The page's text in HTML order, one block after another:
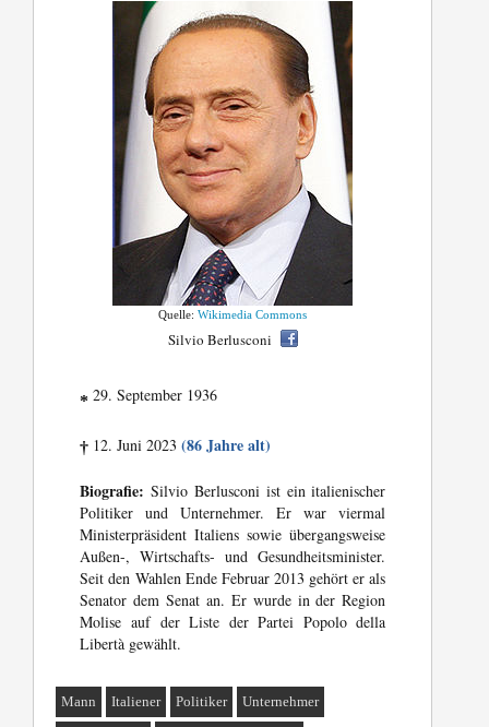
Quelle:Wikimedia Commons
Silvio Berlusconi
* 29. September 1936
† 12. Juni 2023(86 Jahre alt)
Biografie: Silvio Berlusconi ist ein italienischer
Politiker und Unternehmer. Er war viermal
Ministerpräsident Italiens sowie übergangsweise
Außen-, Wirtschafts- und Gesundheitsminister.
Seit den Wahlen Ende Februar 2013 gehört er als
Senator dem Senat an. Er wurde in der Region
Molise auf der Liste der Partei Popolo della
Libertà gewählt.
Mann Italiener Politiker Unternehmer